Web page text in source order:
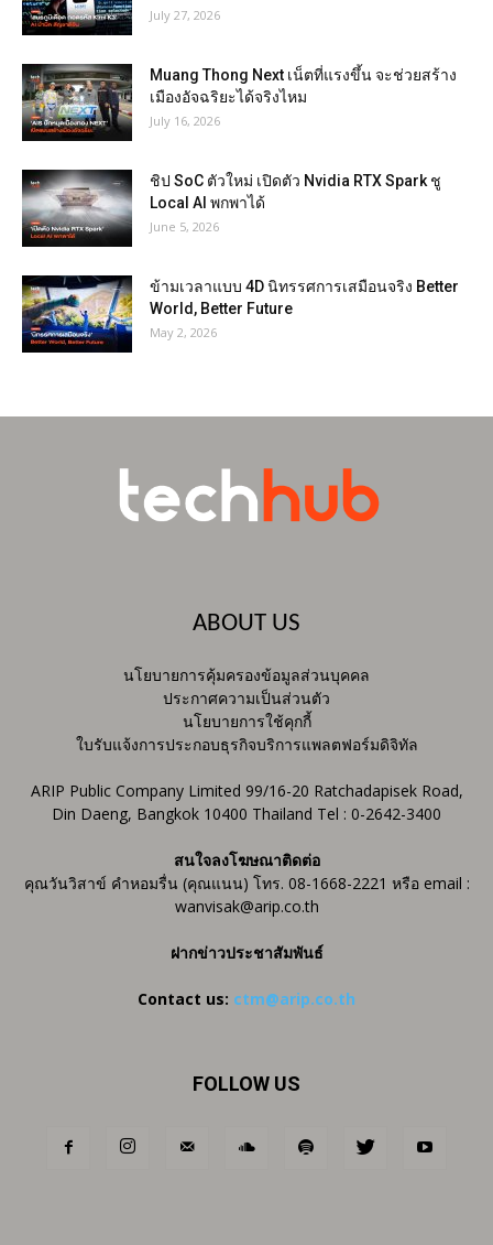
July 27, 2026
Muang Thong Next เน็ตที่แรงขึ้น จะช่วยสร้าง
เมืองอัจฉริยะได้จริงไหม
July 16, 2026
ชิป SoC ตัวใหม่ เปิดตัว Nvidia RTX Spark ชู
Local AI พกพาได้
June 5, 2026
ข้ามเวลาแบบ 4D นิทรรศการเสมือนจริง Better
World, Better Future
May 2, 2026
ABOUT US
นโยบายการคุ้มครองข้อมูลส่วนบุคคล
ประกาศความเป็นส่วนตัว
นโยบายการใช้คุกกี้
ใบรับแจ้งการประกอบธุรกิจบริการแพลตฟอร์มดิจิทัล
ARIP Public Company Limited 99/16-20 Ratchadapisek Road,
Din Daeng, Bangkok 10400 Thailand Tel : 0-2642-3400
สนใจลงโฆษณาติดต่อ
คุณวันวิสาข์ คำหอมรื่น (คุณแนน) โทร. 08-1668-2221 หรือ email :
wanvisak@arip.co.th
ฝากข่าวประชาสัมพันธ์
Contact us: ctm@arip.co.th
FOLLOW US